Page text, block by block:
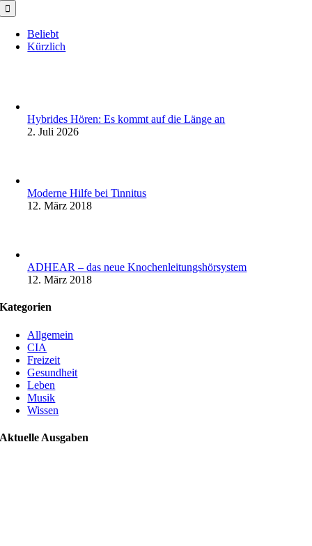
Beliebt
Kürzlich
Hybrides Hören: Es kommt auf die Länge an
2. Juli 2026
Moderne Hilfe bei Tinnitus
12. März 2018
ADHEAR – das neue Knochenleitungshörsystem
12. März 2018
Kategorien
Allgemein
CIA
Freizeit
Gesundheit
Leben
Musik
Wissen
Aktuelle Ausgaben